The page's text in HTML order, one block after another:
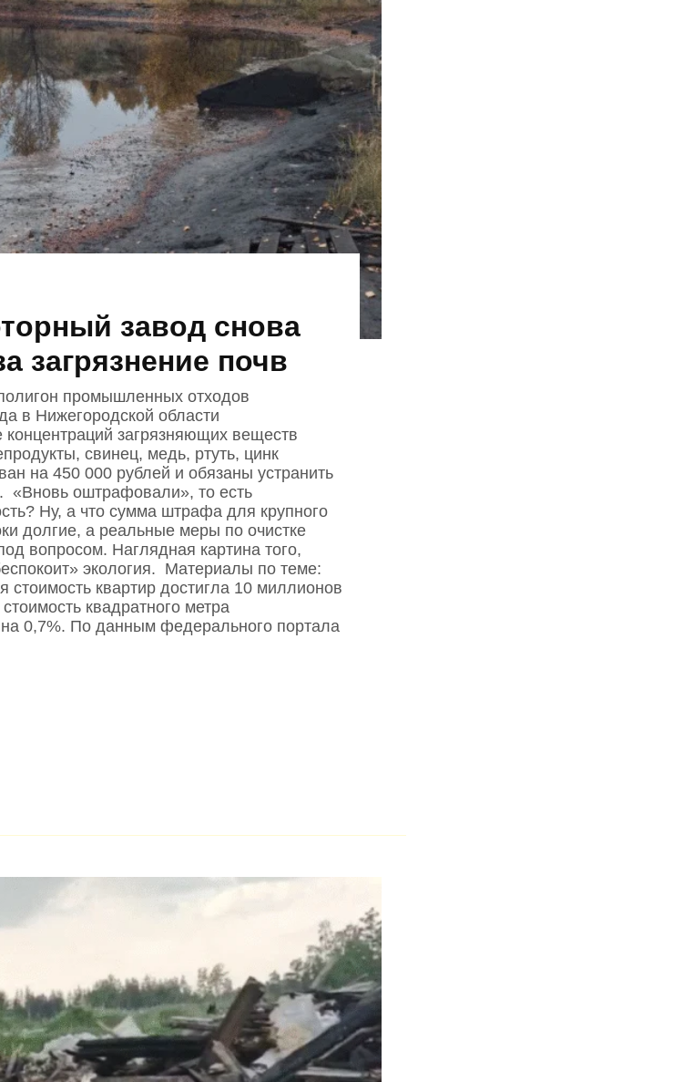
завод снова
загрязнение почв
промышленных отходов
в Нижегородской области
загрязняющих веществ
свинец, медь, ртуть, цинк
на 450 000 рублей и обязаны устранить
«Вновь оштрафовали», то есть
Ну, а что сумма штрафа для крупного
долгие, а реальные меры по очистке
вопросом. Наглядная картина того,
экология. Материалы по теме:
квартир достигла 10 миллионов
квадратного метра
на 0,7%. По данным федерального портала